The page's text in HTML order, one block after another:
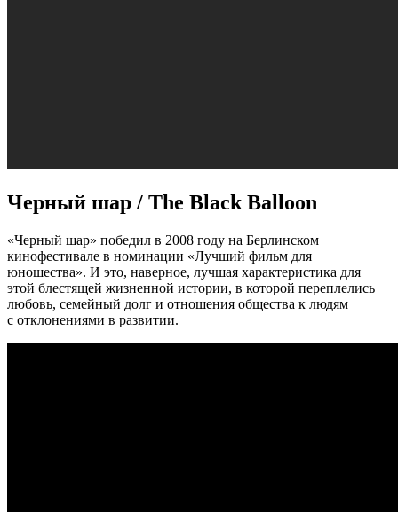
Черный шар / The Black Balloon
«Черный шар» победил в 2008 году на Берлинском
кинофестивале в номинации «Лучший фильм для
юношества». И это, наверное, лучшая характеристика для
этой блестящей жизненной истории, в которой переплелись
любовь, семейный долг и отношения общества к людям
с отклонениями в развитии.